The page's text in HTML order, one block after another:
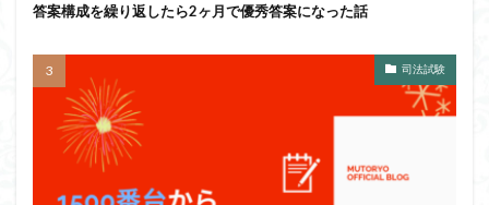
答案構成を繰り返したら2ヶ月で優秀答案になった話
司法試験